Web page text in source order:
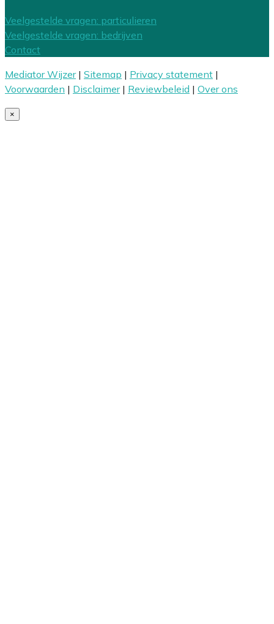
Veelgestelde vragen: particulieren
Veelgestelde vragen: bedrijven
Contact
Mediator Wijzer| Sitemap | Privacy statement |
Voorwaarden | Disclaimer| Reviewbeleid | Over ons
×